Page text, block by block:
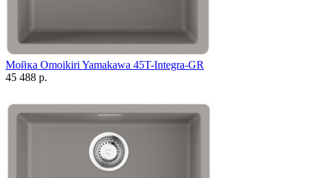
Мойка Omoikiri Yamakawa 45T-Integra-GR
45 488 р.